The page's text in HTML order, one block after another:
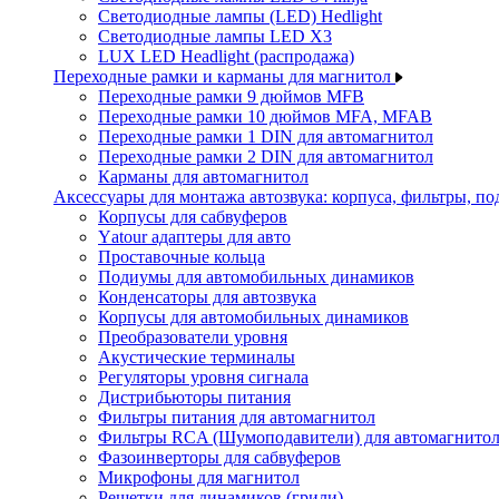
Светодиодные лампы (LED) Hedlight
Светодиодные лампы LED X3
LUX LED Headlight (распродажа)
Переходные рамки и карманы для магнитол
Переходные рамки 9 дюймов MFB
Переходные рамки 10 дюймов MFA, MFAB
Переходные рамки 1 DIN для автомагнитол
Переходные рамки 2 DIN для автомагнитол
Карманы для автомагнитол
Аксессуары для монтажа автозвука: корпуса, фильтры,
Корпусы для сабвуферов
Yаtour адаптеры для авто
Проставочные кольца
Подиумы для автомобильных динамиков
Конденсаторы для автозвука
Корпусы для автомобильных динамиков
Преобразователи уровня
Акустические терминалы
Регуляторы уровня сигнала
Дистрибьюторы питания
Фильтры питания для автомагнитол
Фильтры RCA (Шумоподавители) для автомагнитол
Фазоинверторы для сабвуферов
Микрофоны для магнитол